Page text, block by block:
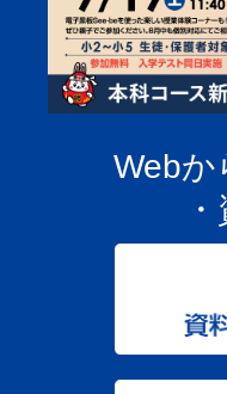
Webか